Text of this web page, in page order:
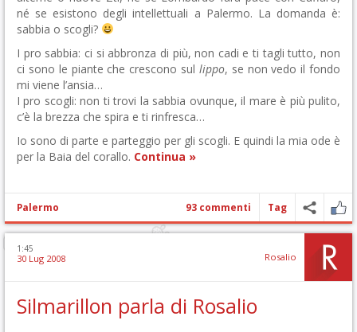
né se esistono degli intellettuali a Palermo. La domanda è:
sabbia o scogli?
I pro sabbia: ci si abbronza di più, non cadi e ti tagli tutto, non
ci sono le piante che crescono sul lippo, se non vedo il fondo
mi viene l’ansia…
I pro scogli: non ti trovi la sabbia ovunque, il mare è più pulito,
c’è la brezza che spira e ti rinfresca…
Io sono di parte e parteggio per gli scogli. E quindi la mia ode è
per la Baia del corallo. Continua »
Palermo 93 commenti Tag
1:45
30 Lug 2008 Rosalio
Silmarillon parla di Rosalio